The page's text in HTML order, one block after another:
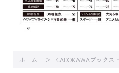
ホーム KADOKAWAブックス